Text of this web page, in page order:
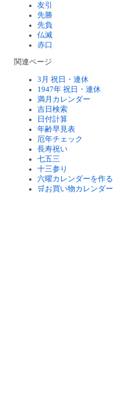
友引
先勝
先負
仏滅
赤口
関連ページ
3月 祝日・連休
1947年 祝日・連休
満月カレンダー
吉日検索
日付計算
年齢早見表
厄年チェック
長寿祝い
七五三
十三参り
六曜カレンダーを作る
🛒お買い物カレンダー